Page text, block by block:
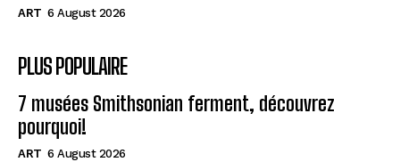
ART 6 August 2026
PLUS POPULAIRE
7 musées Smithsonian ferment, découvrez
pourquoi!
ART 6 August 2026